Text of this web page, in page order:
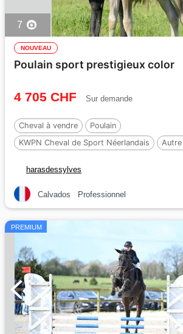
7
NOUVEAU
Poulain sport prestigieux color
4 705 CHF Sur demande
Cheval à vendre
Poulain
KWPN Cheval de Sport Néerlandais
harasdessylves
Calvados Professionnel
PREMIUM